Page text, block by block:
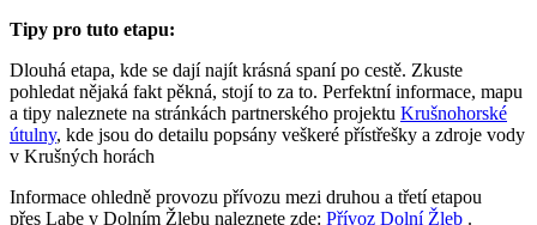
Tipy pro tuto etapu:
Dlouhá etapa, kde se dají najít krásná spaní po cestě. Zkuste
pohledat nějaká fakt pěkná, stojí to za to. Perfektní informace, mapu
a tipy naleznete na stránkách partnerského projektu Krušnohorské
útulny, kde jsou do detailu popsány veškeré přístřešky a zdroje vody
v Krušných horách
Informace ohledně provozu přívozu mezi druhou a třetí etapou
přes Labe v Dolním Žlebu naleznete zde: Přívoz Dolní Žleb .